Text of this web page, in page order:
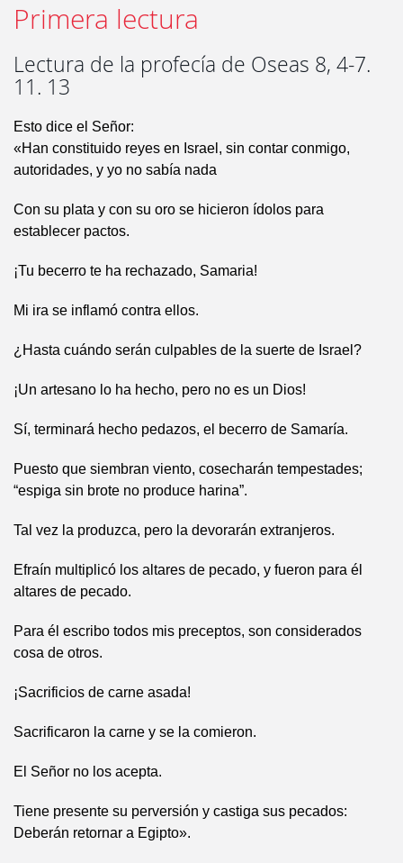
Primera lectura
Lectura de la profecía de Oseas 8, 4-7.
11. 13
Esto dice el Señor:
«Han constituido reyes en Israel, sin contar conmigo,
autoridades, y yo no sabía nada
Con su plata y con su oro se hicieron ídolos para
establecer pactos.
¡Tu becerro te ha rechazado, Samaria!
Mi ira se inflamó contra ellos.
¿Hasta cuándo serán culpables de la suerte de Israel?
¡Un artesano lo ha hecho, pero no es un Dios!
Sí, terminará hecho pedazos, el becerro de Samaría.
Puesto que siembran viento, cosecharán tempestades;
“espiga sin brote no produce harina”.
Tal vez la produzca, pero la devorarán extranjeros.
Efraín multiplicó los altares de pecado, y fueron para él
altares de pecado.
Para él escribo todos mis preceptos, son considerados
cosa de otros.
¡Sacrificios de carne asada!
Sacrificaron la carne y se la comieron.
El Señor no los acepta.
Tiene presente su perversión y castiga sus pecados:
Deberán retornar a Egipto».